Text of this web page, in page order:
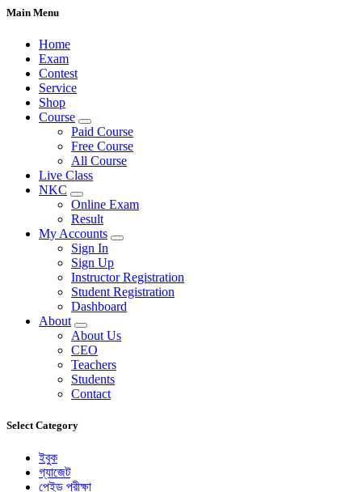
Main Menu
Home
Exam
Contest
Service
Shop
Course
Paid Course
Free Course
All Course
Live Class
NKC
Online Exam
Result
My Accounts
Sign In
Sign Up
Instructor Registration
Student Registration
Dashboard
About
About Us
CEO
Teachers
Students
Contact
Select Category
ইবুক
গ্যাজেট
পেইড পরীক্ষা